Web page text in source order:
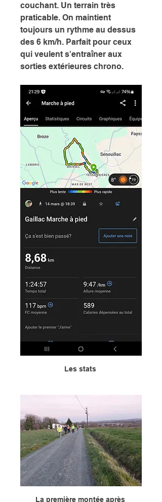
couchant. Un terrain très
praticable. On maintient
toujours un rythme au dessus
des 6 km/h. Parfait pour ceux
qui veulent s'entraîner aux
sorties extérieures chrono.
Les stats
La première montée après